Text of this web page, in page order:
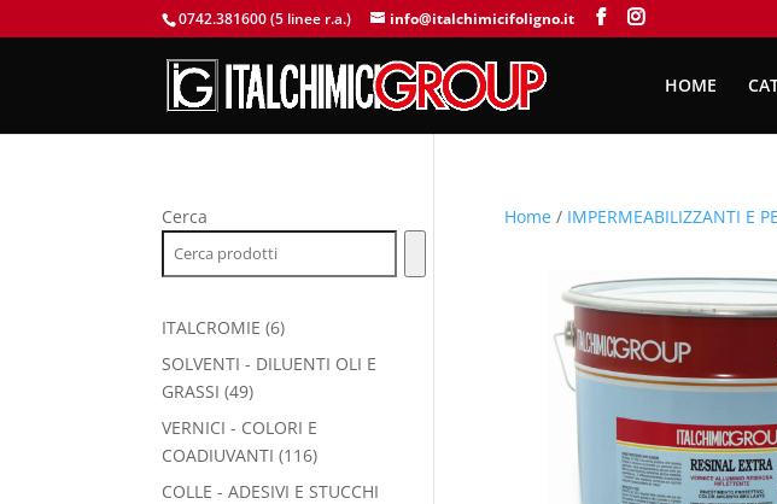
0742.381600 (5 linee r.a.) info@italchimicifoligno.it
HOME
Home/ IMPERMEABILIZZANTI E
Cerca
ITALCROMIE 66
prodotti
SOLVENTI - DILUENTI OLI E
GRASSI 4949
prodotti
VERNICI - COLORI E
COADIUVANTI 116116
prodotti
COLLE - ADESIVI E STUCCHI